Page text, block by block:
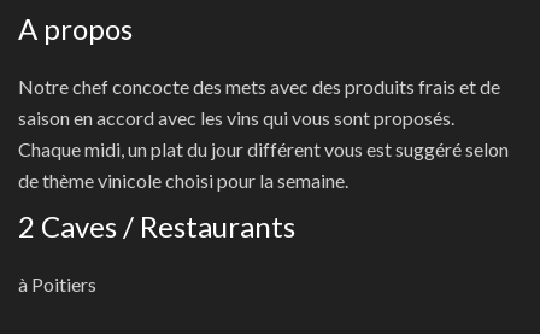
A propos
Notre chef concocte des mets avec des produits frais et de
saison en accord avec les vins qui vous sont proposés.
Chaque midi, un plat du jour différent vous est suggéré selon
de thème vinicole choisi pour la semaine.
2 Caves / Restaurants
à Poitiers